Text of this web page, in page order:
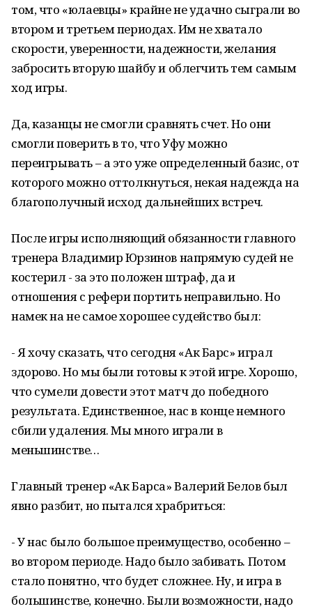
том, что «юлаевцы» крайне не удачно сыграли во
втором и третьем периодах. Им не хватало
скорости, уверенности, надежности, желания
забросить вторую шайбу и облегчить тем самым
ход игры.
Да, казанцы не смогли сравнять счет. Но они
смогли поверить в то, что Уфу можно
переигрывать – а это уже определенный базис, от
которого можно оттолкнуться, некая надежда на
благополучный исход дальнейших встреч.
После игры исполняющий обязанности главного
тренера Владимир Юрзинов напрямую судей не
костерил - за это положен штраф, да и
отношения с рефери портить неправильно. Но
намек на не самое хорошее судейство был:
- Я хочу сказать, что сегодня «Ак Барс» играл
здорово. Но мы были готовы к этой игре. Хорошо,
что сумели довести этот матч до победного
результата. Единственное, нас в конце немного
сбили удаления. Мы много играли в
меньшинстве…
Главный тренер «Ак Барса» Валерий Белов был
явно разбит, но пытался храбриться:
- У нас было большое преимущество, особенно –
во втором периоде. Надо было забивать. Потом
стало понятно, что будет сложнее. Ну, и игра в
большинстве, конечно. Были возможности, надо